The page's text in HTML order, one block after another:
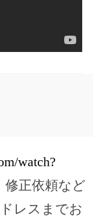
watch?
修正依頼など
レスまでお